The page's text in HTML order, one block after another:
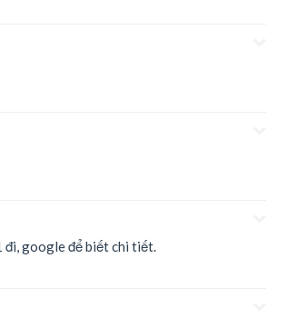
đi, google để biết chi tiết.